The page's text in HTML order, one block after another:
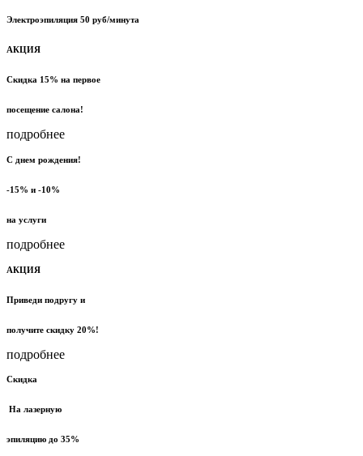
Электроэпиляция 50 руб/минута
АКЦИЯ
Скидка 15% на первое
посещение салона!
подробнее
С днем рождения!
-15% и -10%
на услуги
подробнее
АКЦИЯ
Приведи подругу и
получите скидку 20%!
подробнее
Скидка
На лазерную
эпиляцию до 35%